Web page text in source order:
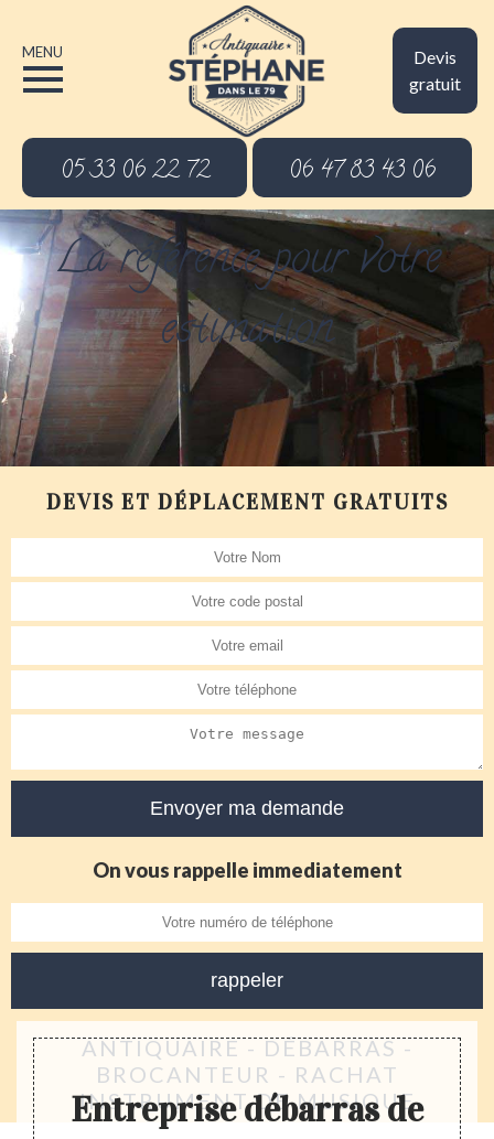
Devis
gratuit
MENU
05 33 06 22 72 06 47 83 43 06
La référence pour votre
estimation
DEVIS ET DÉPLACEMENT GRATUITS
On vous rappelle immediatement
ANTIQUAIRE - DÉBARRAS -
BROCANTEUR - RACHAT
INSTRUMENT DE MUSIQUE
Entreprise débarras de